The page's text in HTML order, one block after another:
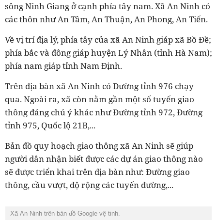
sông Ninh Giang ở cạnh phía tây nam. Xã An Ninh có
các thôn như An Tâm, An Thuận, An Phong, An Tiến.
Về vị trí địa lý, phía tây của xã An Ninh giáp xã Bồ Đề;
phía bắc và đông giáp huyện Lý Nhân (tỉnh Hà Nam);
phía nam giáp tỉnh Nam Định.
Trên địa bàn xã An Ninh có Đường tỉnh 976 chạy
qua. Ngoài ra, xã còn nằm gần một số tuyến giao
thông đáng chú ý khác như Đường tỉnh 972, Đường
tỉnh 975, Quốc lộ 21B,...
Bản đồ quy hoạch giao thông xã An Ninh sẽ giúp
người dân nhận biết được các dự án giao thông nào
sẽ được triển khai trên địa bàn như: Đường giao
thông, cầu vượt, độ rộng các tuyến đường,...
Xã An Ninh trên bản đồ Google vệ tinh.